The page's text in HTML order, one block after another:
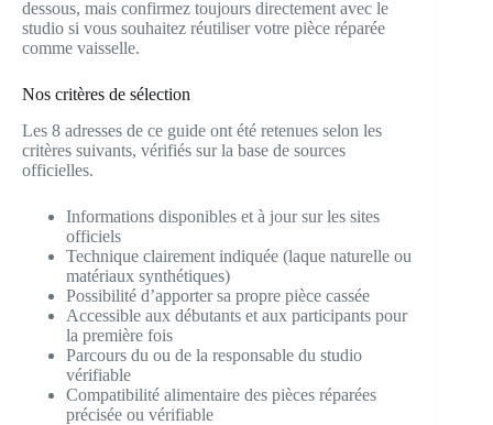
dessous, mais confirmez toujours directement avec le
studio si vous souhaitez réutiliser votre pièce réparée
comme vaisselle.
Nos critères de sélection
Les 8 adresses de ce guide ont été retenues selon les
critères suivants, vérifiés sur la base de sources
officielles.
Informations disponibles et à jour sur les sites
officiels
Technique clairement indiquée (laque naturelle ou
matériaux synthétiques)
Possibilité d’apporter sa propre pièce cassée
Accessible aux débutants et aux participants pour
la première fois
Parcours du ou de la responsable du studio
vérifiable
Compatibilité alimentaire des pièces réparées
précisée ou vérifiable